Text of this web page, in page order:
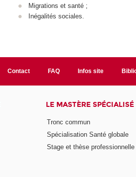
Migrations et santé ;
Inégalités sociales.
Contact FAQ Infos site
LE MASTÈRE SPÉCIALISÉ
Tronc commun
Spécialisation Santé globale
Stage et thèse professionnelle